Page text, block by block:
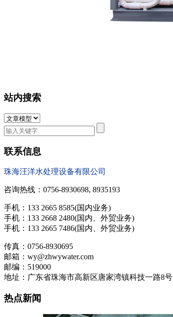
站内搜索
联系信息
珠海汪洋水处理设备有限公司
咨询热线：0756-8930698, 8935193
手机：133 2665 8585(国内业务)
手机：133 2668 2480(国内、外贸业务)
手机：133 2665 7486(国内、外贸业务)
传真：0756-8930695
邮箱：wy@zhwywater.com
邮编：519000
地址：广东省珠海市高新区唐家湾镇科技一路8号
热点新闻